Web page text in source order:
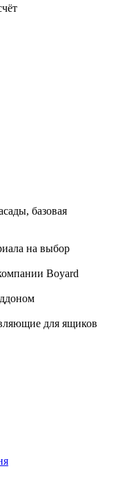
базовая
на выбор
Boyard
для ящиков